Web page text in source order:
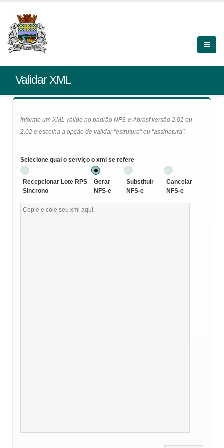
Validar XML
Informe um XML válido no padrão NFS-e Abrasf versão 2.01 ou
2.02 e escolha a opção de validar "estrutura" ou "assinatura".
Selecione qual o serviço o xml se refere
Recepcionar Lote RPS
Sincrono
Gerar
NFS-e
Substituir
NFS-e
Cancelar
NFS-e